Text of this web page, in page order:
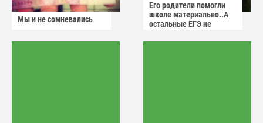
Мы и не сомневались
Его родители помогли
школе материально..А
остальные ЕГЭ не